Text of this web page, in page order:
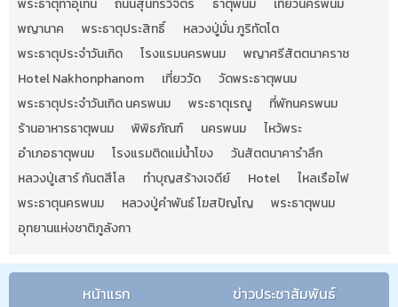
พระธาตุท่าอุเทน
ถนนสุนทรวิจิตร ธาตุพนม
เที่ยวนครพนม
พญานาค
พระธาตุประสิทธิ์
หลวงปู่มั่น ภูริทัตโต
พระธาตุประจำวันเกิด
โรงแรมนครพนม
พญาศรีสัตตนาคราช
Hotel Nakhonphanom
เที่ยววัด
วัดพระธาตุพนม
พระธาตุประจำวันเกิด นครพนม
พระธาตุเรณู
ที่พักนครพนม
ร้านอาหารธาตุพนม
พิพิธภัณฑ์ นครพนม
ไหว้พระ
อำเภอธาตุพนม
โรงแรมติดแม่น้ำโขง
วันสัตตนาคารำลึก
หลวงปู่เสาร์ กันตสีโล
ทำบุญสร้างเจดีย์ Hotel
ไหลเรือไฟ
พระธาตุนครพนม
หลวงปู่คำพันธ์ โฆสปัญโญ
พระธาตุพนม
อุทยานแห่งชาติภูลังกา
หน้าแรก ข่าวประชาสัมพันธ์